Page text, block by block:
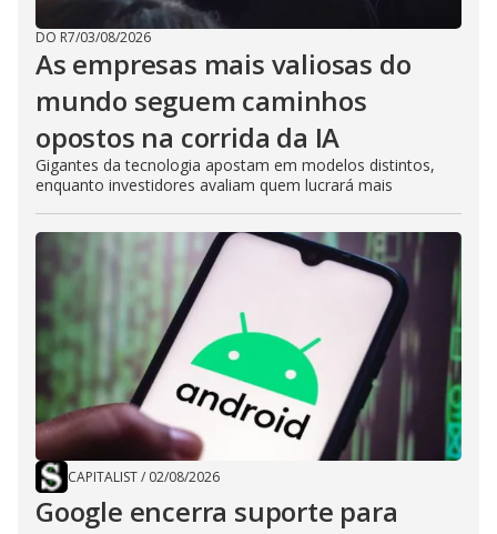
DO R7/03/08/2026
As empresas mais valiosas do
mundo seguem caminhos
opostos na corrida da IA
Gigantes da tecnologia apostam em modelos distintos,
enquanto investidores avaliam quem lucrará mais
CAPITALIST/ 02/08/2026
Google encerra suporte para